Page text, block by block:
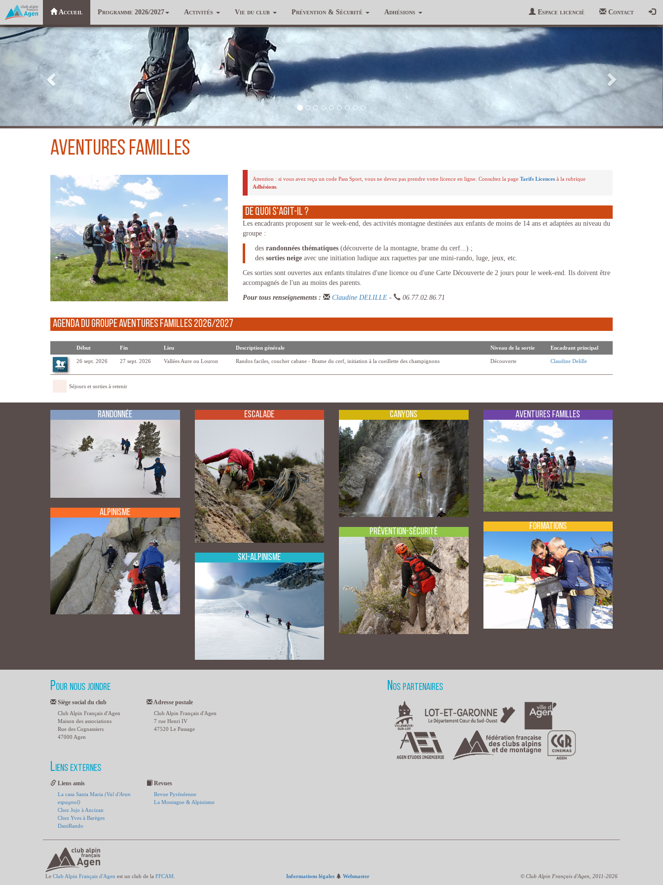
Accueil Programme 2026/2027 Activités Vie du club Prévention & Sécurité Adhésions Espace licencié Contact
Précédent Suivant
aventures familles
Attention : si vous avez reçu un code Pass Sport, vous ne devez pas prendre votre licence en ligne. Consultez la page Tarifs Licences à la rubrique
Adhésions
De quoi s'agit-il ?
Les encadrants proposent sur le week-end, des activités montagne destinées aux enfants de moins de 14 ans et adaptées au niveau du
groupe :
des randonnées thématiques (découverte de la montagne, brame du cerf...) ;
des sorties neige avec une initiation ludique aux raquettes par une mini-rando, luge, jeux, etc.
Ces sorties sont ouvertes aux enfants titulaires d'une licence ou d'une Carte Découverte de 2 jours pour le week-end. Ils doivent être
accompagnés de l'un au moins des parents.
Pour tous renseignements :
Claudine DELILLE - 06.77.02.86.71
Agenda du groupe Aventures Familles 2026/2027
Début Fin Lieu Description générale Niveau de la sortie Encadrant principal
26 sept. 2026 27 sept. 2026 Vallées Aure ou Louron Randos faciles, coucher cabane - Brame du cerf, initiation à la cueillette des champignons Découverte Claudine Delille
Séjours et sorties à retenir
Randonnée
Alpinisme
Escalade
Ski-Alpinisme
Canyons
Prévention-Sécurité
Aventures Familles
Formations
Pour nous joindre
Siège social du club
Club Alpin Français d'Agen
Maison des associations
Rue des Cognassiers
47000 Agen
Adresse postale
Club Alpin Français d'Agen
7 rue Henri IV
47520 Le Passage
Liens externes
Liens amis
La casa Santa Maria (Val d'Aran
espagnol)
Chez Jojo à Ancizan
Chez Yves à Barèges
DaniRando
Revues
Revue Pyrénéenne
La Montagne & Alpinisme
Nos partenaires
Le Club Alpin Français d'Agen est un club de la FFCAM Informations légales Webmaster © Club Alpin Français d'Agen, 2011-2026